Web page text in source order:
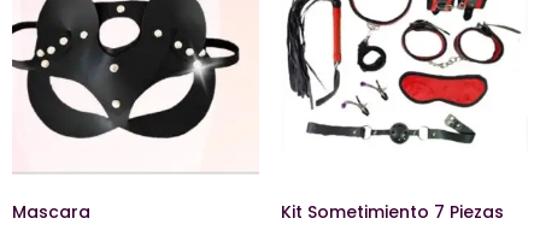
Mascara Kit Sometimiento 7 Piezas